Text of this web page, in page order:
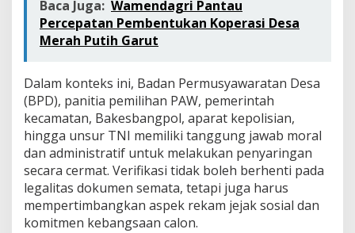
Baca Juga: Wamendagri Pantau
Percepatan Pembentukan Koperasi Desa
Merah Putih Garut
Dalam konteks ini, Badan Permusyawaratan Desa
(BPD), panitia pemilihan PAW, pemerintah
kecamatan, Bakesbangpol, aparat kepolisian,
hingga unsur TNI memiliki tanggung jawab moral
dan administratif untuk melakukan penyaringan
secara cermat. Verifikasi tidak boleh berhenti pada
legalitas dokumen semata, tetapi juga harus
mempertimbangkan aspek rekam jejak sosial dan
komitmen kebangsaan calon.